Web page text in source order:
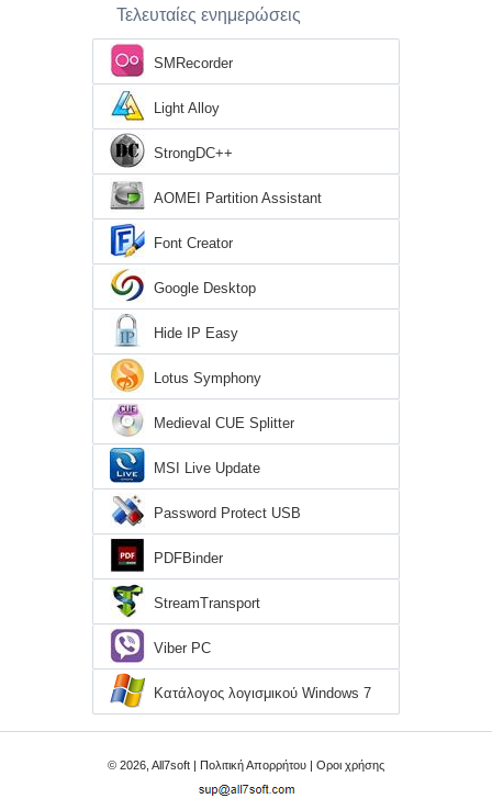
Τελευταίες ενημερώσεις
SMRecorder
Light Alloy
StrongDC++
AOMEI Partition Assistant
Font Creator
Google Desktop
Hide IP Easy
Lotus Symphony
Medieval CUE Splitter
MSI Live Update
Password Protect USB
PDFBinder
StreamTransport
Viber PC
Κατάλογος λογισμικού Windows 7
© 2026, All7soft | Πολιτική Απορρήτου | Οροι χρήσης